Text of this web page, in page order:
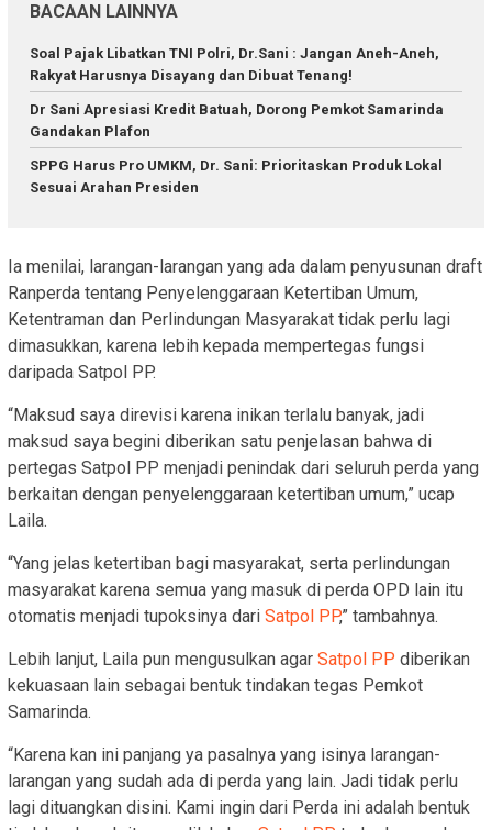
BACAAN LAINNYA
Soal Pajak Libatkan TNI Polri, Dr.Sani : Jangan Aneh-Aneh,
Rakyat Harusnya Disayang dan Dibuat Tenang!
Dr Sani Apresiasi Kredit Batuah, Dorong Pemkot Samarinda
Gandakan Plafon
SPPG Harus Pro UMKM, Dr. Sani: Prioritaskan Produk Lokal
Sesuai Arahan Presiden
Ia menilai, larangan-larangan yang ada dalam penyusunan draft
Ranperda tentang Penyelenggaraan Ketertiban Umum,
Ketentraman dan Perlindungan Masyarakat tidak perlu lagi
dimasukkan, karena lebih kepada mempertegas fungsi
daripada Satpol PP.
“Maksud saya direvisi karena inikan terlalu banyak, jadi
maksud saya begini diberikan satu penjelasan bahwa di
pertegas Satpol PP menjadi penindak dari seluruh perda yang
berkaitan dengan penyelenggaraan ketertiban umum,” ucap
Laila.
“Yang jelas ketertiban bagi masyarakat, serta perlindungan
masyarakat karena semua yang masuk di perda OPD lain itu
otomatis menjadi tupoksinya dari Satpol PP,” tambahnya.
Lebih lanjut, Laila pun mengusulkan agar Satpol PP diberikan
kekuasaan lain sebagai bentuk tindakan tegas Pemkot
Samarinda.
“Karena kan ini panjang ya pasalnya yang isinya larangan-
larangan yang sudah ada di perda yang lain. Jadi tidak perlu
lagi dituangkan disini. Kami ingin dari Perda ini adalah bentuk